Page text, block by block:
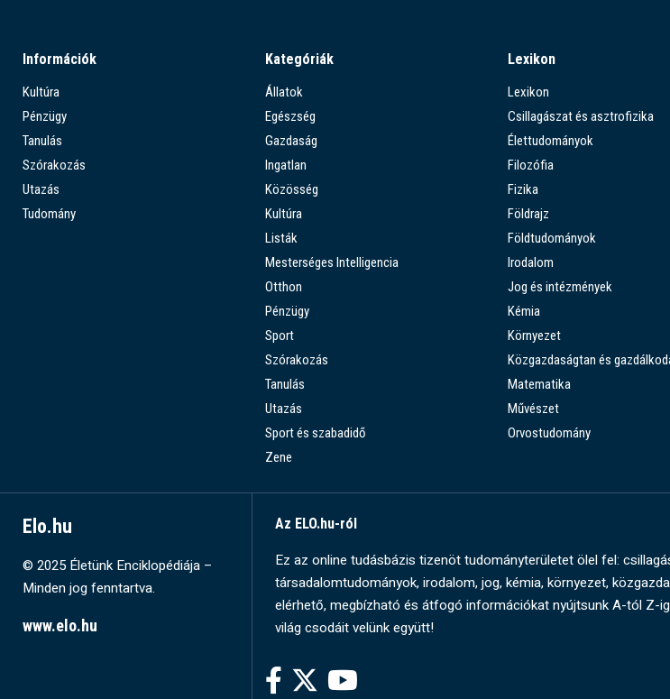
Információk
Kultúra
Pénzügy
Tanulás
Szórakozás
Utazás
Tudomány
Kategóriák
Állatok
Egészség
Gazdaság
Ingatlan
Közösség
Kultúra
Listák
Mesterséges Intelligencia
Otthon
Pénzügy
Sport
Szórakozás
Tanulás
Utazás
Sport és szabadidő
Zene
Lexikon
Lexikon
Csillagászat és asztrofizika
Élettudományok
Filozófia
Fizika
Földrajz
Földtudományok
Irodalom
Jog és intézmények
Kémia
Környezet
Közgazdaságtan és
Matematika
Művészet
Orvostudomány
Elo.hu
© 2025 Életünk Enciklopédiája –
Minden jog fenntartva.
www.elo.hu
Az ELO.hu-ról
Ez az online tudásbázis tizenöt tudományterületet ölel fel:
társadalomtudományok, irodalom, jog, kémia, környezet,
elérhető, megbízható és átfogó információkat nyújtsunk A-tól Z-
világ csodáit velünk együtt!